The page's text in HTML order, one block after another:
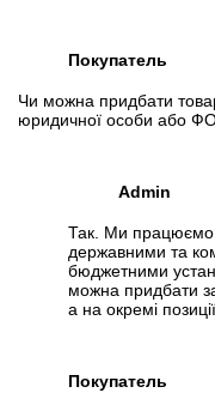
Покупатель
Чи можна придбати
юридичної особи або
Admin
Так. Ми
державними та
бюджетними
можна придбати
а на окремі
Покупатель